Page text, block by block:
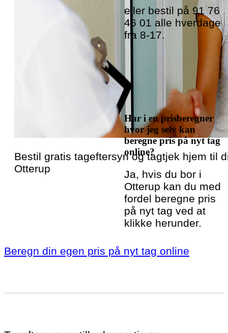
Bestil gratis tageftersyn og tagtjek hjem til
Otterup
eller bestil på 91 76
46 01 alle hverdage
fra 8-17.
Har i en prisberegner
hvor jeg selv kan
beregne pris på nyt tag
online?
Ja, hvis du bor i
Otterup kan du med
fordel beregne pris
på nyt tag ved at
klikke herunder.
Beregn din egen pris på nyt tag online